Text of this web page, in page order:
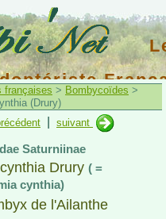
françaises > Bombycoïdes >
(Drury)
suivant
Saturniinae
Drury ( =
cynthia)
de l'Ailanthe